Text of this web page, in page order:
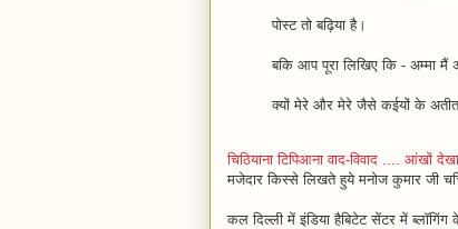
पोस्ट तो बढ़िया है।
बकि आप पूरा लिखिए कि - अम्मा
क्यों मेरे और मेरे जैसे कईयों के
चिठियाना टिपिआना वाद-विवाद .... आंखों
मजेदार किस्से लिखते हुये मनोज कुमार जी
कल दिल्ली में इंडिया हैबिटेट सेंटर में